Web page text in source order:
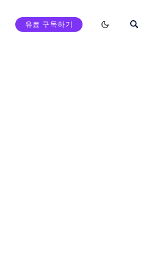
유료 구독하기 Enable dark mode